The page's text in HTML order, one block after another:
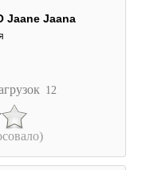
Jaane Jaana
12